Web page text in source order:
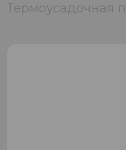
Термоусадочная